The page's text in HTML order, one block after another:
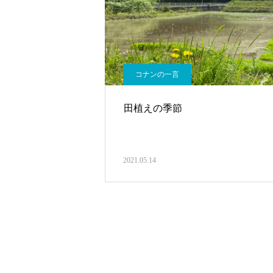
コナンの一言
田植えの季節
2021.05.14